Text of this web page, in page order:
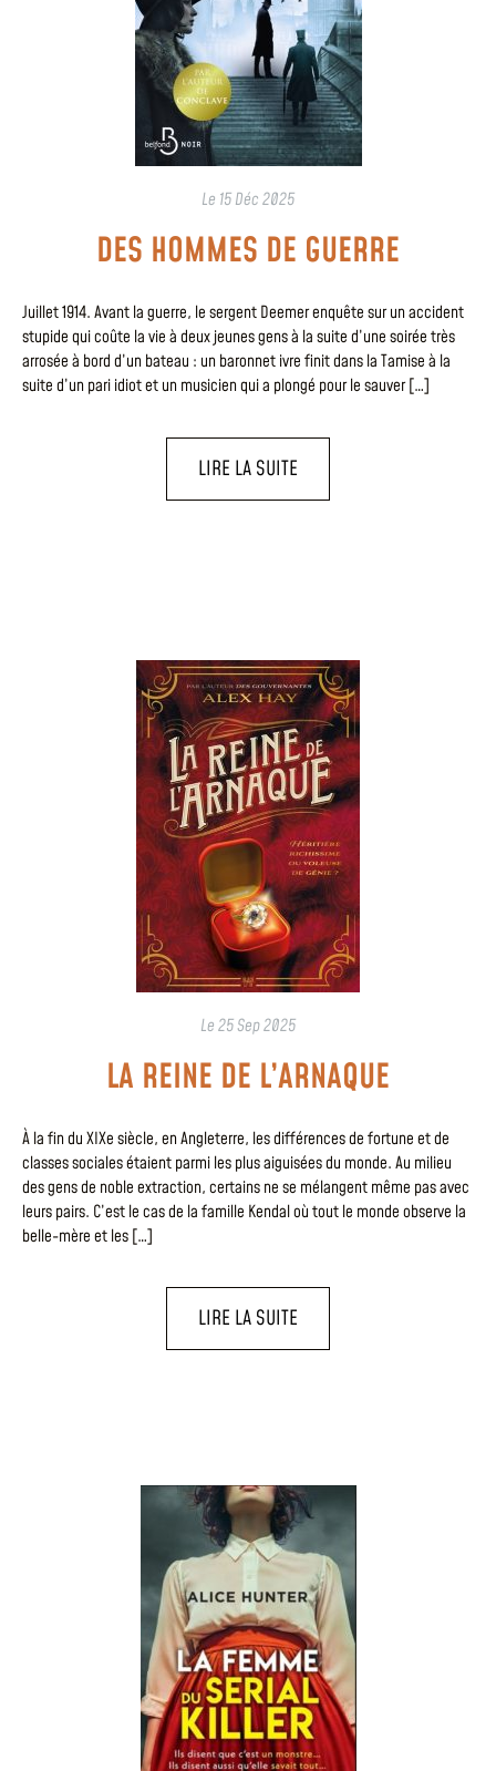
Le 15 Déc 2025
DES HOMMES DE GUERRE
Juillet 1914. Avant la guerre, le sergent Deemer enquête sur un accident
stupide qui coûte la vie à deux jeunes gens à la suite d’une soirée très
arrosée à bord d’un bateau : un baronnet ivre finit dans la Tamise à la
suite d’un pari idiot et un musicien qui a plongé pour le sauver […]
LIRE LA SUITE
Le25 Sep 2025
LA REINE DE L’ARNAQUE
À la fin du XIXe siècle, en Angleterre, les différences de fortune et de
classes sociales étaient parmi les plus aiguisées du monde. Au milieu
des gens de noble extraction, certains ne se mélangent même pas avec
leurs pairs. C’est le cas de la famille Kendal où tout le monde observe la
belle-mère et les […]
LIRE LA SUITE